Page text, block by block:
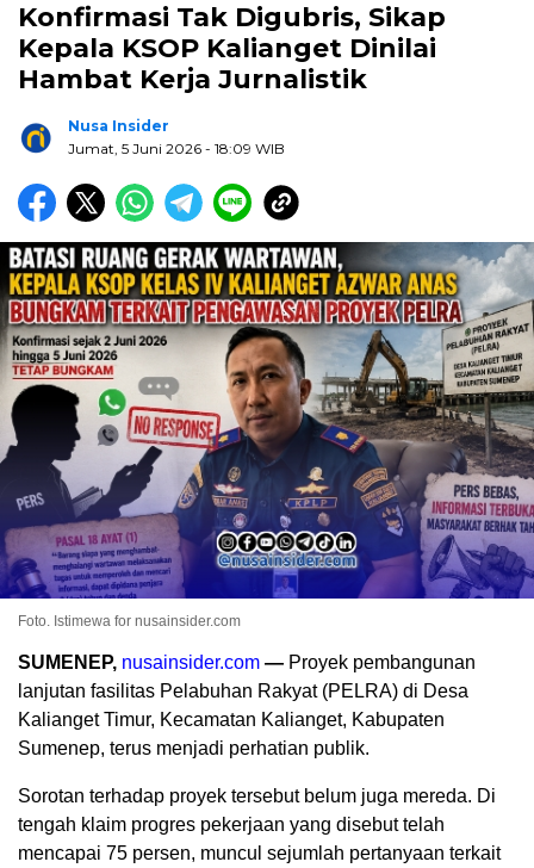
Konfirmasi Tak Digubris, Sikap
Kepala KSOP Kalianget Dinilai
Hambat Kerja Jurnalistik
Nusa Insider
Jumat, 5 Juni 2026 - 18:09 WIB
Foto. Istimewa for nusainsider.com
SUMENEP, nusainsider.com — Proyek pembangunan
lanjutan fasilitas Pelabuhan Rakyat (PELRA) di Desa
Kalianget Timur, Kecamatan Kalianget, Kabupaten
Sumenep, terus menjadi perhatian publik.
Sorotan terhadap proyek tersebut belum juga mereda. Di
tengah klaim progres pekerjaan yang disebut telah
mencapai 75 persen, muncul sejumlah pertanyaan terkait